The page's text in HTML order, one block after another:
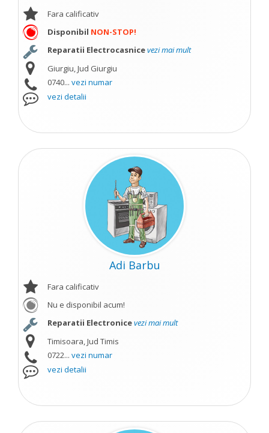
Fara calificativ
Disponibil NON-STOP!
Reparatii Electrocasnicevezi mai mult
Giurgiu, Jud Giurgiu
0740... vezi numar
vezi detalii
Adi Barbu
Fara calificativ
Nu e disponibil acum!
Reparatii Electronicevezi mai mult
Timisoara, Jud Timis
0722... vezi numar
vezi detalii